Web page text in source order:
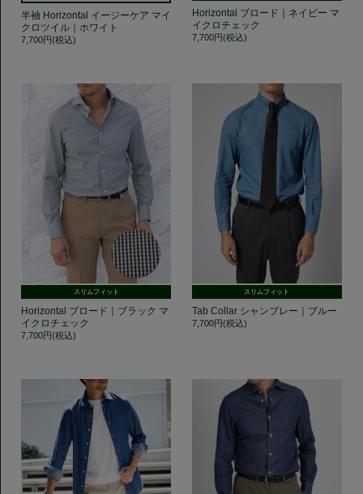
半袖 Horizontal イージーケア マイ
クロツイル｜ホワイト
7,700円(税込)
Horizontal ブロード｜ネイビー マ
イクロチェック
7,700円(税込)
スリムフィット
Horizontal ブロード｜ブラック マ
イクロチェック
7,700円(税込)
スリムフィット
Tab Collar シャンブレー｜ブルー
7,700円(税込)